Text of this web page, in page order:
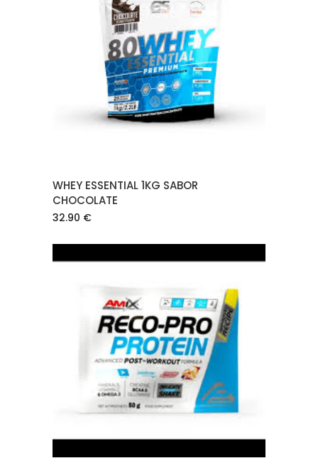
AÑADIR AL CARRITO
WHEY ESSENTIAL 1KG SABOR
CHOCOLATE
32.90 €
AÑADIR AL CARRITO